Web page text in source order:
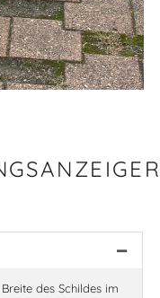
des Schildes im